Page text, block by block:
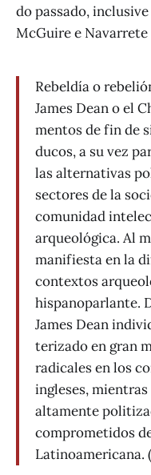
do passado,
McGuire e Navarrete
Rebeldía o
James Dean o el
mentos de fin de
ducos, a su vez
las alternativas
sectores de la
comunidad
arqueológica. Al
manifiesta en la
contextos
hispanoparlante.
James Dean
terizado en gran
radicales en los
ingleses,
altamente
comprometidos
Latinoamericana.